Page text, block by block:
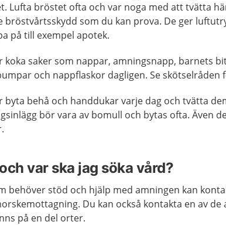
Lufta bröstet ofta och var noga med att tvätta
bröstvårtsskydd som du kan prova. De ger
på till exempel apotek.
koka saker som nappar, amningsnapp, barnets
och nappflaskor dagligen. Se skötselråden
byta behå och handdukar varje dag och tvätta
bör vara av bomull och bytas ofta. Även
var ska jag söka vård?
behöver stöd och hjälp med amningen kan
Du kan också kontakta en av
på en del orter.